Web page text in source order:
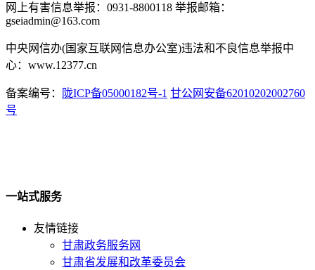
网上有害信息举报：0931-8800118 举报邮箱：
gseiadmin@163.com
中央网信办(国家互联网信息办公室)违法和不良信息举报中
心：www.12377.cn
备案编号： 陇ICP备05000182号-1 甘公网安备62010202002760
号
一站式服务
友情链接
甘肃政务服务网
甘肃省发展和改革委员会